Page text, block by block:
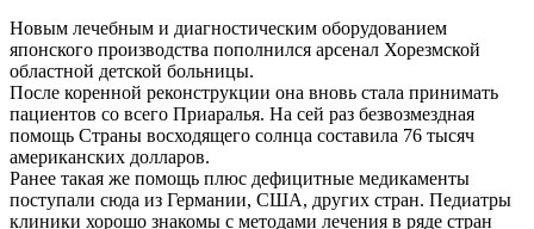
Новым лечебным и диагностическим оборудованием
японского производства пополнился арсенал Хорезмской
областной детской больницы.
После коренной реконструкции она вновь стала принимать
пациентов со всего Приаралья. На сей раз безвозмездная
помощь Страны восходящего солнца составила 76 тысяч
американских долларов.
Ранее такая же помощь плюс дефицитные медикаменты
поступали сюда из Германии, США, других стран. Педиатры
клиники хорошо знакомы с методами лечения в ряде стран